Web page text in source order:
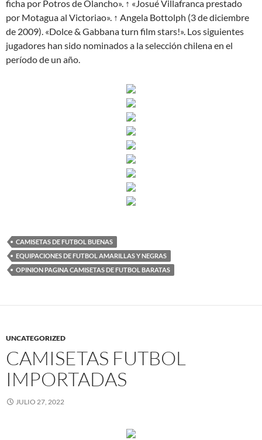
ficha por Potros de Olancho». ↑ «Josué Villafranca prestado
por Motagua al Victoriao». ↑ Angela Bottolph (3 de diciembre
de 2009). «Dolce & Gabbana turn film stars!». Los siguientes
jugadores han sido nominados a la selección chilena en el
período de un año.
CAMISETAS DE FUTBOL BUENAS
EQUIPACIONES DE FUTBOL AMARILLAS Y NEGRAS
OPINION PAGINA CAMISETAS DE FUTBOL BARATAS
UNCATEGORIZED
CAMISETAS FUTBOL
IMPORTADAS
JULIO 27, 2022